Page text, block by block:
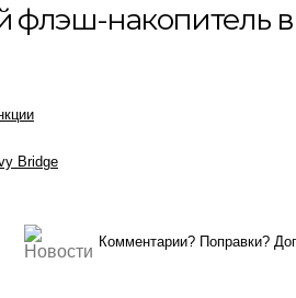
флэш-накопитель
Bridge
Комментарии? Поправки?